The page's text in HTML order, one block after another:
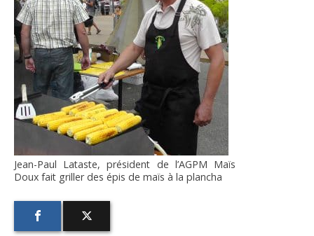
IRRIGANTS DE FRANCE
GERM-SERVICES
EMPLOI
Jean-Paul Lataste, président de l’AGPM Maïs
Doux fait griller des épis de maïs à la plancha